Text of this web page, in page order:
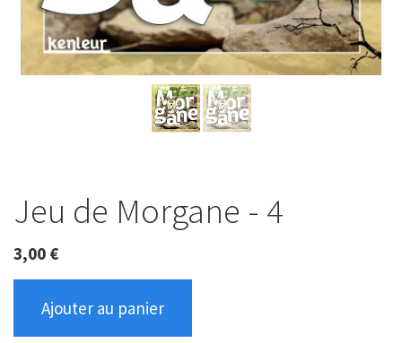
Jeu de Morgane - 4
3,00 €
Ajouter au panier